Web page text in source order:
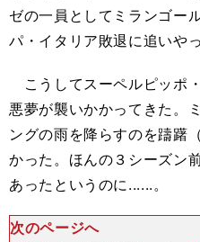
ゼの一員としてミランゴー
パ・イタリア敗退に追いや
こうしてスーペルピッポ
悪夢が襲いかかってきた。
ングの雨を降らすのを躊躇
かった。ほんの３シーズン
あったというのに......。
次のページへ